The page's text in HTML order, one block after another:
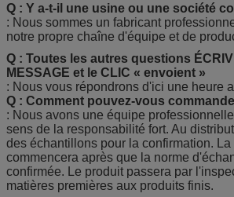
Q : Y a-t-il une usine ou une société
: Nous sommes un fabricant
notre propre chaîne d'équipe et de
Q : Toutes les autres questions
MESSAGE et le CLIC « envoient »
: Nous vous répondrons d'ici une heure
Q : Comment pouvez-vous
: Nous avons une équipe
sens de la responsabilité fort. Au
des échantillons pour la confirmation.
commencera après que la norme
confirmée. Le produit passera par
matières premières aux produits finis.